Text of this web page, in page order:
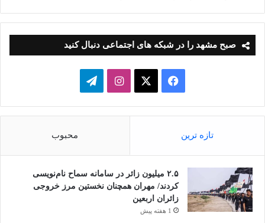
صبح مشهد را در شبکه های اجتماعی دنبال کنید
فیسبوک ایکساینستاگرامتلگرام
تازه ترین محبوب
۲.۵ میلیون زائر در سامانه سماح نام‌نویسی
کردند/ مهران همچنان نخستین مرز خروجی
زائران اربعین
1 هفته پیش